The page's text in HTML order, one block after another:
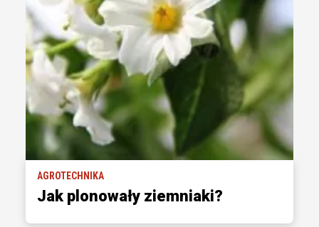
AGROTECHNIKA
Jak plonowały ziemniaki?